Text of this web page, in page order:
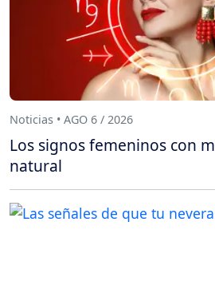
Noticias • AGO 6 / 2026
Los signos femeninos con
natural